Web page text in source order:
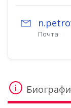
Почта